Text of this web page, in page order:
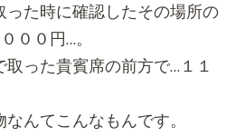
った時に確認したその場所の
００円…。
った貴賓席の前方で…１１
んてこんなもんです。